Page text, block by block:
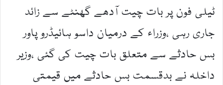
ٹیلی فون پر بات چیت آدھے گھنٹے سے زائد
جاری رہی ،وزراء کے درمیان داسو ہائیڈرو پاور
بس حادثے سے متعلق بات چیت کی گئی ،وزیر
داخلہ نے بدقسمت بس حادثے میں قیمتی